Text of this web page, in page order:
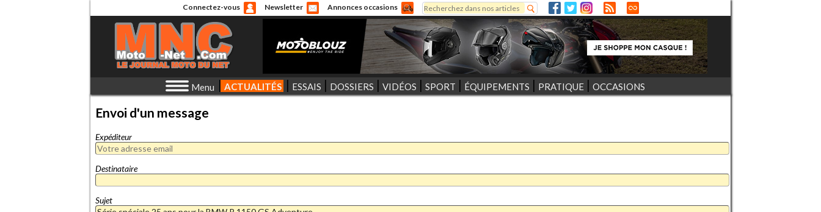
Connectez-vous Newsletter Annonces occasions
Formulaire de recherche
Rechercher
Menu ACTUALITÉS ESSAIS DOSSIERS VIDÉOS SPORT ÉQUIPEMENTS PRATIQUE OCCASIONS
Envoi d'un message
Expéditeur
Destinataire
Sujet